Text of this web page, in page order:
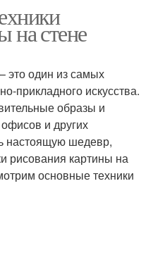
на стене
это один из самых
прикладного искусства.
образы и
и других
настоящую шедевр,
рисования картины на
основные техники